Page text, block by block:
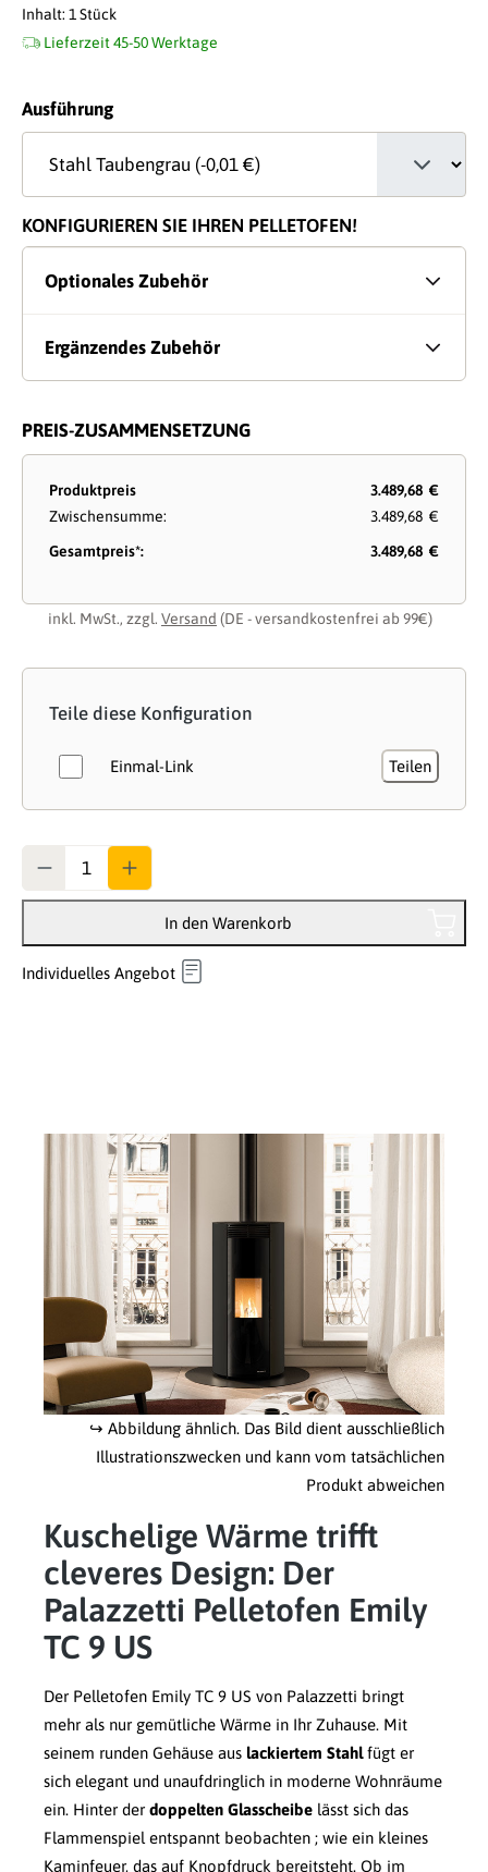
Inhalt: 1 Stück
Lieferzeit 45-50 Werktage
Ausführungauswählen
KONFIGURIEREN SIE IHREN PELLETOFEN!
Optionales Zubehör
Ergänzendes Zubehör
PREIS-ZUSAMMENSETZUNG
Produktpreis
3.489,68 €
Zwischensumme:
3.489,68 €
Gesamtpreis*:
3.489,68 €
inkl. MwSt., zzgl. Versand (DE - versandkostenfrei ab 99€)
Teile diese Konfiguration
Einmal-Link Teilen
In den Warenkorb
Individuelles Angebot
↪ Abbildung ähnlich. Das Bild dient ausschließlich
Illustrationszwecken und kann vom tatsächlichen
Produkt abweichen
Kuschelige Wärme trifft
cleveres Design: Der
Palazzetti Pelletofen Emily
TC 9 US
Der Pelletofen Emily TC 9 US von Palazzetti bringt
mehr als nur gemütliche Wärme in Ihr Zuhause. Mit
seinem runden Gehäuse aus lackiertem Stahlfügt er
sich elegant und unaufdringlich in moderne Wohnräume
ein. Hinter der doppelten Glasscheibe lässt sich das
Flammenspiel entspannt beobachten ; wie ein kleines
Kaminfeuer, das auf Knopfdruck bereitsteht. Ob im